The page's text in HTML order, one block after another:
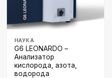
НАУКА
G6 LEONARDO –
Анализатор
кислорода, азота,
водорода